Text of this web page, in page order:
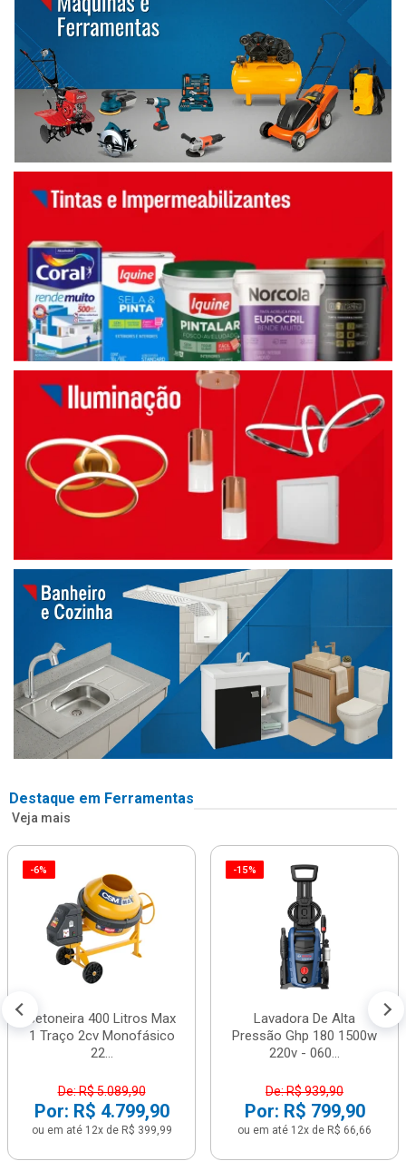
Destaque em Ferramentas
Veja mais
-6%
Betoneira 400 Litros Max
1 Traço 2cv Monofásico
22...
De: R$ 5.089,90
Por: R$ 4.799,90
ou em até 12x de R$ 399,99
-15%
Lavadora De Alta
Pressão Ghp 180 1500w
220v - 060...
De: R$ 939,90
Por: R$ 799,90
ou em até 12x de R$ 66,66